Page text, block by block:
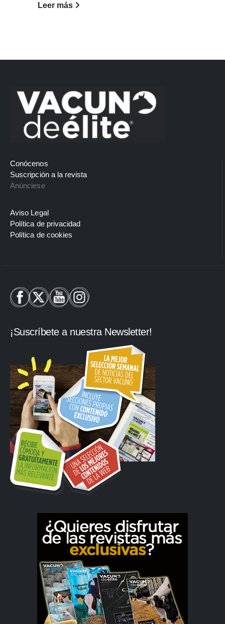
Leer más
Conócenos
Suscripción a la revista
Anúnciese
Aviso Legal
Política de privacidad
Política de cookies
¡Suscríbete a nuestra Newsletter!